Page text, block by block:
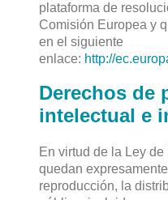
plataforma de
Comisión Europea y
en el siguiente
enlace: http://
Derechos de
intelectual e
En virtud de la Ley
quedan
reproducción, la